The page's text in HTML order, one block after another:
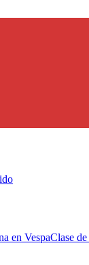
en VespaClase